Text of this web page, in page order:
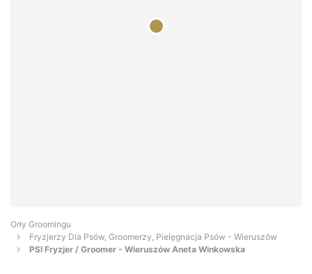
Orły Groomingu
Fryzjerzy Dla Psów, Groomerzy, Pielęgnacja Psów - Wieruszów
PSI Fryzjer / Groomer - Wieruszów Aneta Winkowska